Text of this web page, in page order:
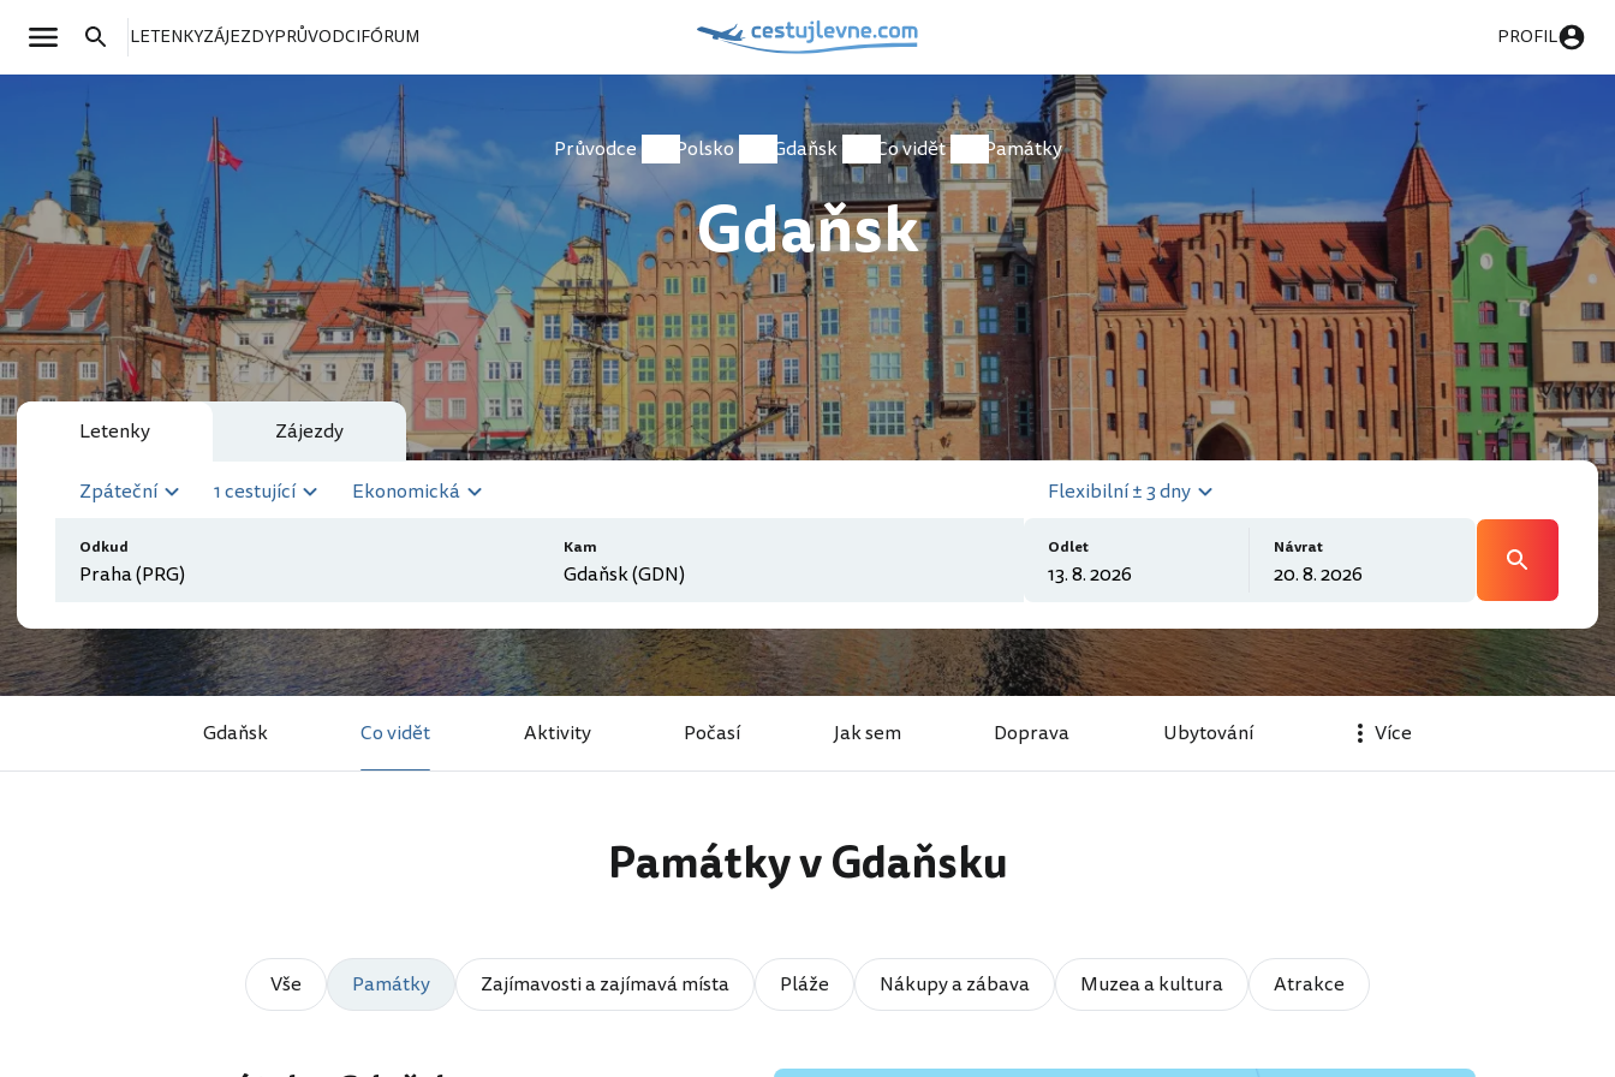
LETENKYZÁJEZDYPRŮVODCIFÓRUM PROFIL
Průvodce Polsko Gdaňsk Co vidět Památky
Gdaňsk
Letenky Zájezdy
Zpáteční 1 cestující Ekonomická
Odkud Kam
Flexibilní ± 3 dny
Odlet Návrat
Gdaňsk Co vidět Aktivity Počasí Jak sem Doprava Ubytování Více
Památky v Gdaňsku
Vše Památky Zajímavosti a zajímavá místa Pláže Nákupy a zábava Muzea a kultura Atrakce